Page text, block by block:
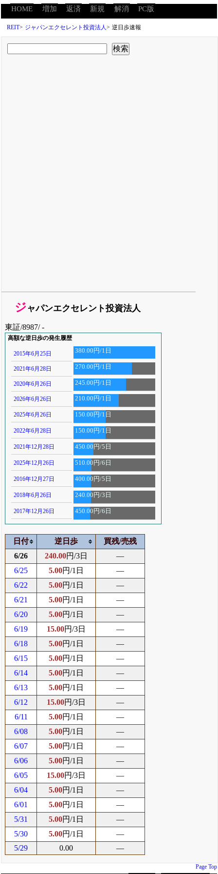
HOME 増加 返済 新規 解消 PC版
REIT> ジャパンエクセレント投資法人> 逆日歩速報
ジャパンエクセレント投資法人
東証/8987/ -
高額な逆日歩の発生履歴
2015年6月25日 380.00円/1日
2021年6月28日 270.00円/1日
2020年6月26日 245.00円/1日
2026年6月26日 210.00円/1日
2025年6月26日 150.00円/1日
2022年6月28日 150.00円/1日
2021年12月28日 450.00円/5日
2025年12月26日 510.00円/6日
2016年12月27日 400.00円/5日
2018年6月26日 240.00円/3日
2017年12月26日 450.00円/6日
日付 逆日歩
買残/売残
6/26
240.00円/3日
―
6/25
5.00円/1日
―
6/22
5.00円/1日
―
6/21
5.00円/1日
―
6/20
5.00円/1日
―
6/19
15.00円/3日
―
6/18
5.00円/1日
―
6/15
5.00円/1日
―
6/14
5.00円/1日
―
6/13
5.00円/1日
―
6/12
15.00円/3日
―
6/11
5.00円/1日
―
6/08
5.00円/1日
―
6/07
5.00円/1日
―
6/06
5.00円/1日
―
6/05
15.00円/3日
―
6/04
5.00円/1日
―
6/01
5.00円/1日
―
5/31
5.00円/1日
―
5/30
5.00円/1日
―
5/29
0.00 ―
Page Top